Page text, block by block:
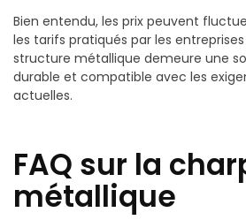
Bien entendu, les prix peuvent
les tarifs pratiqués par les
structure métallique demeure une
durable et compatible avec les
actuelles.
FAQ sur la
métallique